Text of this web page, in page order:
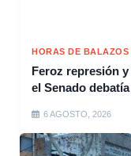
HORAS DE BALAZOS
Feroz represión
el Senado
6 AGOSTO, 2026